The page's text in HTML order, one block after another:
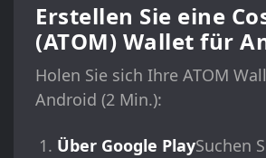
Erstellen Sie eine
(ATOM) Wallet für
Holen Sie sich Ihre ATOM
Android (2 Min.):
Über Google PlaySuchen